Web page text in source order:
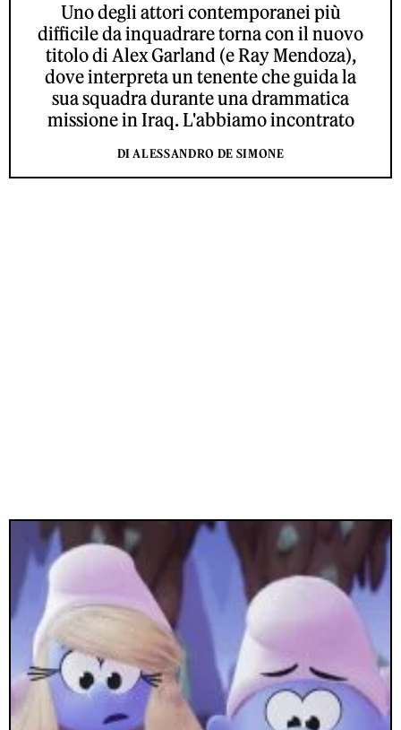
Uno degli attori contemporanei più
difficile da inquadrare torna con il nuovo
titolo di Alex Garland (e Ray Mendoza),
dove interpreta un tenente che guida la
sua squadra durante una drammatica
missione in Iraq. L'abbiamo incontrato
DI ALESSANDRO DE SIMONE